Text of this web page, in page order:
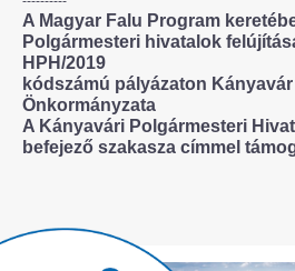
A Magyar Falu Program
Polgármesteri hivatalok
HPH/2019
kódszámú pályázaton
Önkormányzata
A Kányavári Polgármesteri
befejező szakasza címmel